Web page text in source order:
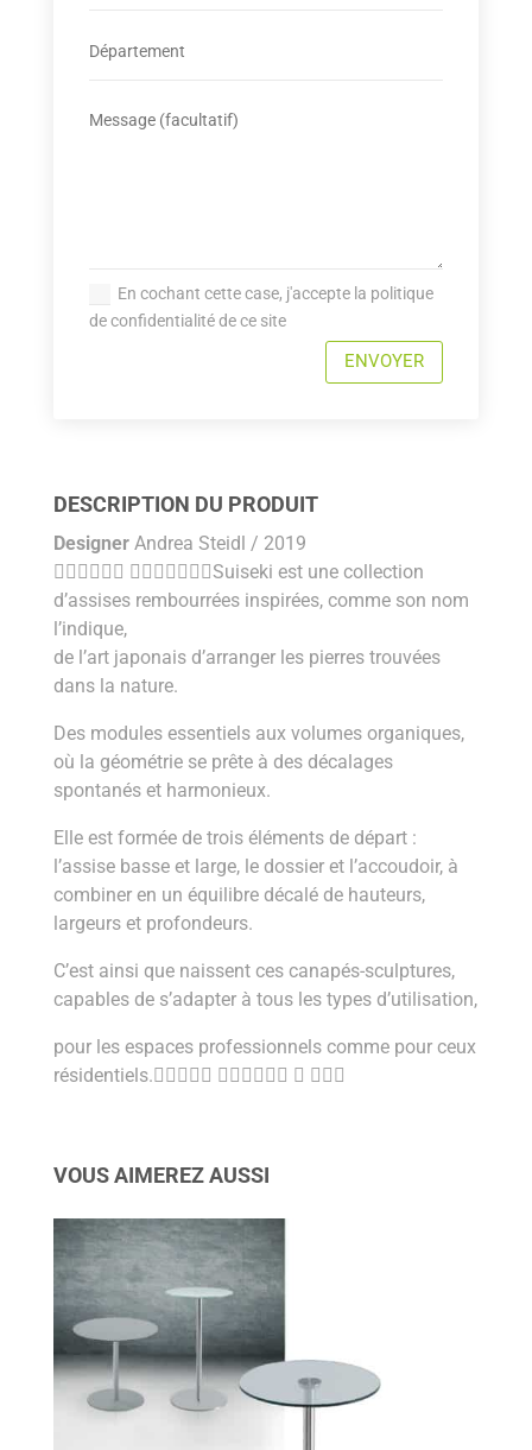
En cochant cette case, j'accepte la politique
de confidentialité de ce site
ENVOYER
DESCRIPTION DU PRODUIT
Designer Andrea Steidl / 2019
􏰥􏰇􏰗􏰲􏰃􏰉 􏰌􏰅􏰃􏰆􏰗􏰝􏰚Suiseki est une collection
d’assises rembourrées inspirées, comme son nom
l’indique,
de l’art japonais d’arranger les pierres trouvées
dans la nature.
Des modules essentiels aux volumes organiques,
où la géométrie se prête à des décalages
spontanés et harmonieux.
Elle est formée de trois éléments de départ :
l’assise basse et large, le dossier et l’accoudoir, à
combiner en un équilibre décalé de hauteurs,
largeurs et profondeurs.
C’est ainsi que naissent ces canapés-sculptures,
capables de s’adapter à tous les types d’utilisation,
pour les espaces professionnels comme pour ceux
résidentiels.􏰇􏰗􏰲􏰃􏰉 􏰌􏰅􏰃􏰆􏰗􏰂 􏰜 􏰝􏰚􏰛
VOUS AIMEREZ AUSSI